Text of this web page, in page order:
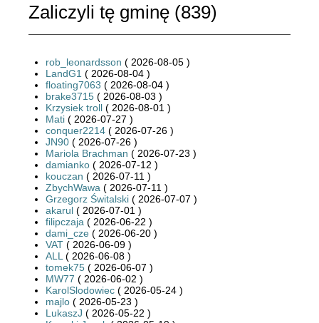
Zaliczyli tę gminę (839)
rob_leonardsson ( 2026-08-05 )
LandG1 ( 2026-08-04 )
floating7063 ( 2026-08-04 )
brake3715 ( 2026-08-03 )
Krzysiek troll ( 2026-08-01 )
Mati ( 2026-07-27 )
conquer2214 ( 2026-07-26 )
JN90 ( 2026-07-26 )
Mariola Brachman ( 2026-07-23 )
damianko ( 2026-07-12 )
kouczan ( 2026-07-11 )
ZbychWawa ( 2026-07-11 )
Grzegorz Świtalski ( 2026-07-07 )
akarul ( 2026-07-01 )
filipczaja ( 2026-06-22 )
dami_cze ( 2026-06-20 )
VAT ( 2026-06-09 )
ALL ( 2026-06-08 )
tomek75 ( 2026-06-07 )
MW77 ( 2026-06-02 )
KarolSlodowiec ( 2026-05-24 )
majlo ( 2026-05-23 )
LukaszJ ( 2026-05-22 )